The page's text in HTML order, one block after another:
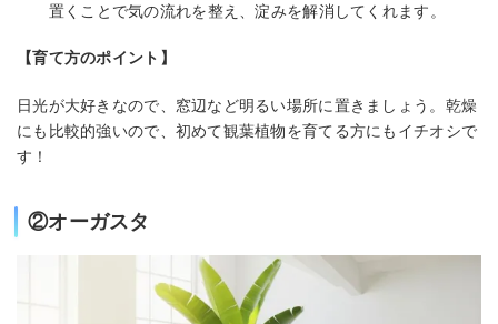
置くことで気の流れを整え、淀みを解消してくれます。
【育て方のポイント】
日光が大好きなので、窓辺など明るい場所に置きましょう。乾燥
にも比較的強いので、初めて観葉植物を育てる方にもイチオシで
す！
②オーガスタ